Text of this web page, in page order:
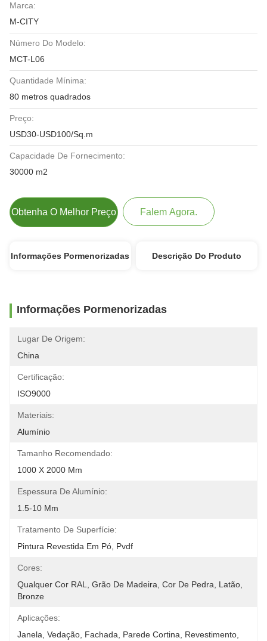
Marca:
M-CITY
Número Do Modelo:
MCT-L06
Quantidade Mínima:
80 metros quadrados
Preço:
USD30-USD100/Sq.m
Capacidade De Fornecimento:
30000 m2
Obtenha O Melhor Preço Falem Agora.
Informações Pormenorizadas Descrição Do Produto
Informações Pormenorizadas
Lugar De Origem:
China
Certificação:
ISO9000
Materiais:
Alumínio
Tamanho Recomendado:
1000 X 2000 Mm
Espessura De Alumínio:
1.5-10 Mm
Tratamento De Superfície:
Pintura Revestida Em Pó, Pvdf
Cores:
Qualquer Cor RAL, Grão De Madeira, Cor De Pedra, Latão,
Bronze
Aplicações:
Janela, Vedação, Fachada, Parede Cortina, Revestimento,